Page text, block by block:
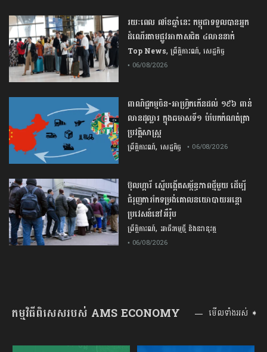
រយៈពេល ៧ខែឆ្នាំនេះ កម្ពុជាទទួលបានអ្នក
ដំណើរតាមផ្លូវអាកាសជិត ៤លាននាក់
Top News,ព្រឹត្តិការណ៍,សេដ្ឋកិច្ច
• 06/08/2026
ពាណិជ្ជកម្ម​ចិន​-​អាហ្វ្រិក​កើន​ដល់​ ​១៩៦​ ​ពាន់​
លាន​ដុល្លារ​ ក្នុង​ឆមាស​ទី​១​ ​បំបែក​កំណត់ត្រា​
ប្រវត្តិសាស្ត្រ​
ព្រឹត្តិការណ៍, សេដ្ឋកិច្ច • 06/08/2026
ប៊ុល​ហ្ការី ​ស្នើ​បង្កើត​សម្ព័ន្ធភាព​ថ្មី​មួយ ​ដើម្បី​
ជំរុញ​ការ​កែទម្រង់​គោលនយោបាយ​អន្តោ
ប្រវេសន៍​នៅអឺរ៉ុប​
ព្រឹត្តិការណ៍, អាជីវកម្មថ្មី និងនវានុវត្ត
• 06/08/2026
កម្មវិធីពិសេសរបស់ AMS ECONOMY មើលទាំងអស់ ➧